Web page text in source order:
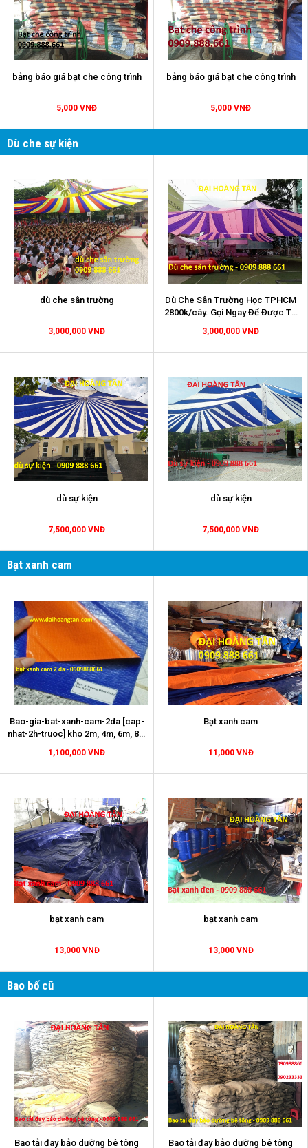
bảng báo giá bạt che công trình
5,000 VNĐ
bảng báo giá bạt che công trình
5,000 VNĐ
Dù che sự kiện
dù che sân trường
3,000,000 VNĐ
Dù Che Sân Trường Học TPHCM
2800k/cây. Gọi Ngay Để Được Tư
3,000,000 VNĐ
dù sự kiện
7,500,000 VNĐ
dù sự kiện
7,500,000 VNĐ
Bạt xanh cam
Bao-gia-bat-xanh-cam-2da [cap-
nhat-2h-truoc] kho 2m, 4m, 6m, 8m
1,100,000 VNĐ
Bạt xanh cam
11,000 VNĐ
bạt xanh cam
13,000 VNĐ
bạt xanh cam
13,000 VNĐ
Bao bố cũ
Bao tải đay bảo dưỡng bê tông Bao tải đay bảo dưỡng bê tông